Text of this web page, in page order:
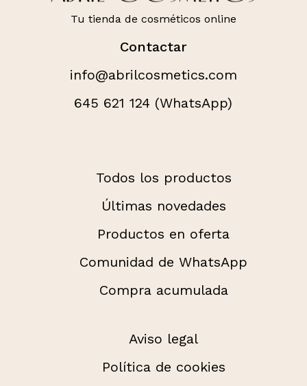
Tu tienda de cosméticos online
Contactar
info@abrilcosmetics.com
645 621 124 (WhatsApp)
Todos los productos
Últimas novedades
Productos en oferta
Comunidad de WhatsApp
Compra acumulada
Aviso legal
Política de cookies